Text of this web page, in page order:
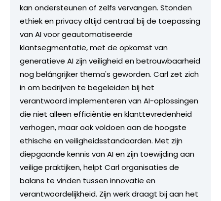
kan ondersteunen of zelfs vervangen. Stonden
ethiek en privacy altijd centraal bij de toepassing
van AI voor geautomatiseerde
klantsegmentatie, met de opkomst van
generatieve AI zijn veiligheid en betrouwbaarheid
nog belángrijker thema's geworden. Carl zet zich
in om bedrijven te begeleiden bij het
verantwoord implementeren van AI-oplossingen
die niet alleen efficiëntie en klanttevredenheid
verhogen, maar ook voldoen aan de hoogste
ethische en veiligheidsstandaarden. Met zijn
diepgaande kennis van AI en zijn toewijding aan
veilige praktijken, helpt Carl organisaties de
balans te vinden tussen innovatie en
verantwoordelijkheid. Zijn werk draagt bij aan het